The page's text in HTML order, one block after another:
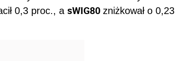
0,3 proc., a sWIG80 zniżkował o 0,23